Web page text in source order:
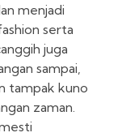
menjadi
serta
juga
sampai,
tampak kuno
zaman.